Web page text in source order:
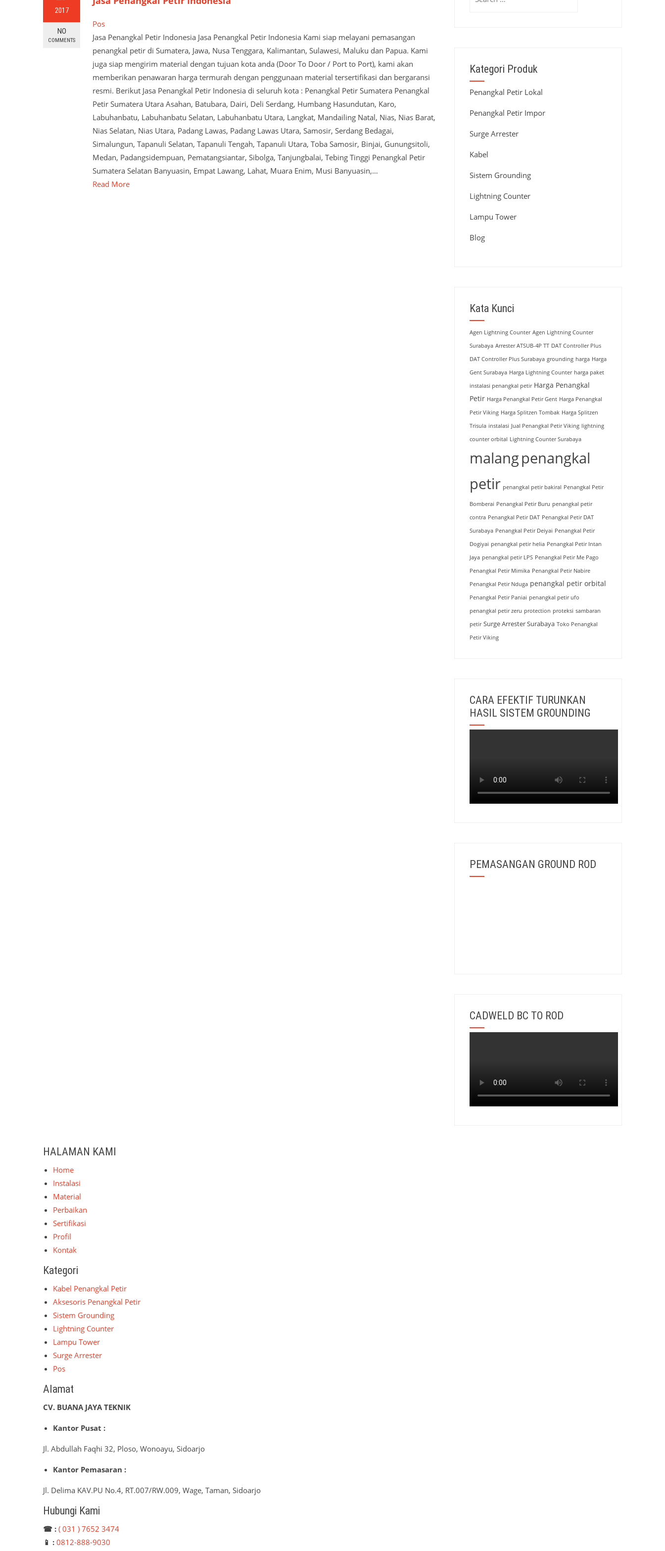
2017
NO
COMMENTS
Pos
Jasa Penangkal Petir Indonesia Jasa Penangkal Petir Indonesia Kami siap melayani pemasangan
penangkal petir di Sumatera, Jawa, Nusa Tenggara, Kalimantan, Sulawesi, Maluku dan Papua. Kami
juga siap mengirim material dengan tujuan kota anda (Door To Door / Port to Port), kami akan
memberikan penawaran harga termurah dengan penggunaan material tersertifikasi dan bergaransi
resmi. Berikut Jasa Penangkal Petir Indonesia di seluruh kota : Penangkal Petir Sumatera Penangkal
Petir Sumatera Utara Asahan, Batubara, Dairi, Deli Serdang, Humbang Hasundutan, Karo,
Labuhanbatu, Labuhanbatu Selatan, Labuhanbatu Utara, Langkat, Mandailing Natal, Nias, Nias Barat,
Nias Selatan, Nias Utara, Padang Lawas, Padang Lawas Utara, Samosir, Serdang Bedagai,
Simalungun, Tapanuli Selatan, Tapanuli Tengah, Tapanuli Utara, Toba Samosir, Binjai, Gunungsitoli,
Medan, Padangsidempuan, Pematangsiantar, Sibolga, Tanjungbalai, Tebing Tinggi Penangkal Petir
Sumatera Selatan Banyuasin, Empat Lawang, Lahat, Muara Enim, Musi Banyuasin,…
Read More
for:
Kategori Produk
Penangkal Petir Lokal
Penangkal Petir Impor
Surge Arrester
Kabel
Sistem Grounding
Lightning Counter
Lampu Tower
Blog
Kata Kunci
Agen Lightning Counter Agen Lightning Counter
Surabaya Arrester ATSUB-4P TT DAT Controller Plus
DAT Controller Plus Surabaya grounding harga Harga
Gent Surabaya Harga Lightning Counter harga paket
instalasi penangkal petir Harga Penangkal
Petir Harga Penangkal Petir Gent Harga Penangkal
Petir Viking Harga Splitzen Tombak Harga Splitzen
Trisula instalasi Jual Penangkal Petir Viking lightning
counter orbital Lightning Counter Surabaya
malangpenangkal
petir penangkal petir bakiral Penangkal Petir
Bomberai Penangkal Petir Buru penangkal petir
contra Penangkal Petir DAT Penangkal Petir DAT
Surabaya Penangkal Petir Deiyai Penangkal Petir
Dogiyai penangkal petir helia Penangkal Petir Intan
Jaya penangkal petir LPS Penangkal Petir Me Pago
Penangkal Petir Mimika Penangkal Petir Nabire
Penangkal Petir Nduga penangkal petir orbital
Penangkal Petir Paniai penangkal petir ufo
penangkal petir zeru protection proteksi sambaran
petir Surge Arrester Surabaya Toko Penangkal
Petir Viking
CARA EFEKTIF TURUNKAN
HASIL SISTEM GROUNDING
PEMASANGAN GROUND ROD
CADWELD BC TO ROD
HALAMAN KAMI
Home
Instalasi
Material
Perbaikan
Sertifikasi
Profil
Kontak
Kategori
Kabel Penangkal Petir
Aksesoris Penangkal Petir
Sistem Grounding
Lightning Counter
Lampu Tower
Surge Arrester
Pos
Alamat
CV. BUANA JAYA TEKNIK
Kantor Pusat :
Jl. Abdullah Faqhi 32, Ploso, Wonoayu, Sidoarjo
Kantor Pemasaran :
Jl. Delima KAV.PU No.4, RT.007/RW.009, Wage, Taman, Sidoarjo
Hubungi Kami
☎ : ( 031 ) 7652 3474
📱 : 0812-888-9030